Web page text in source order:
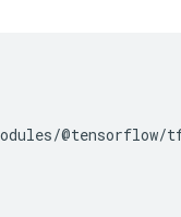
/@tensorflow/